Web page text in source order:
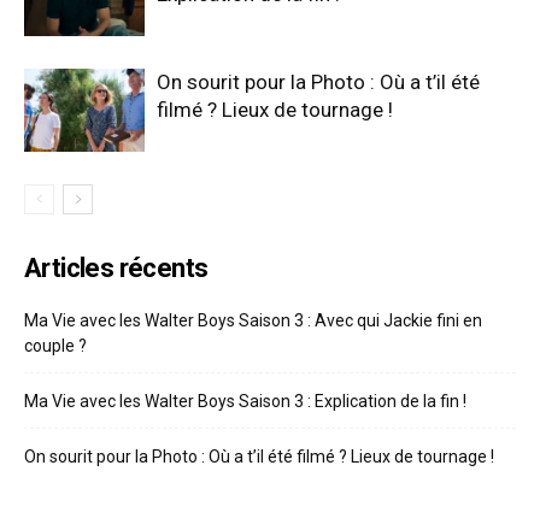
On sourit pour la Photo : Où a t’il été
filmé ? Lieux de tournage !
Articles récents
Ma Vie avec les Walter Boys Saison 3 : Avec qui Jackie fini en
couple ?
Ma Vie avec les Walter Boys Saison 3 : Explication de la fin !
On sourit pour la Photo : Où a t’il été filmé ? Lieux de tournage !